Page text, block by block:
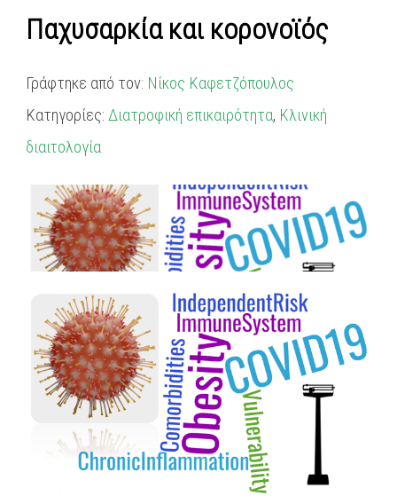
Παχυσαρκία και κορονοϊός
Γράφτηκε από τον: Νίκος Καφετζόπουλος
Κατηγορίες:Διατροφική επικαιρότητα, Κλινική
διαιτολογία